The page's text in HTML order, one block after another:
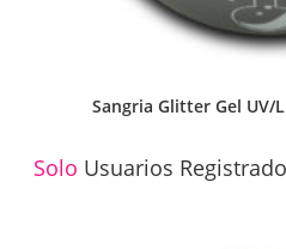
Sangria Glitter Gel UV/
Solo Usuarios